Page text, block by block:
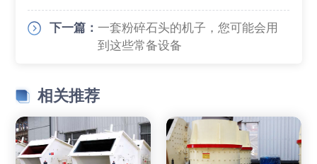
下一篇：一套粉碎石头的机子，您可能会用
到这些常备设备
相关推荐